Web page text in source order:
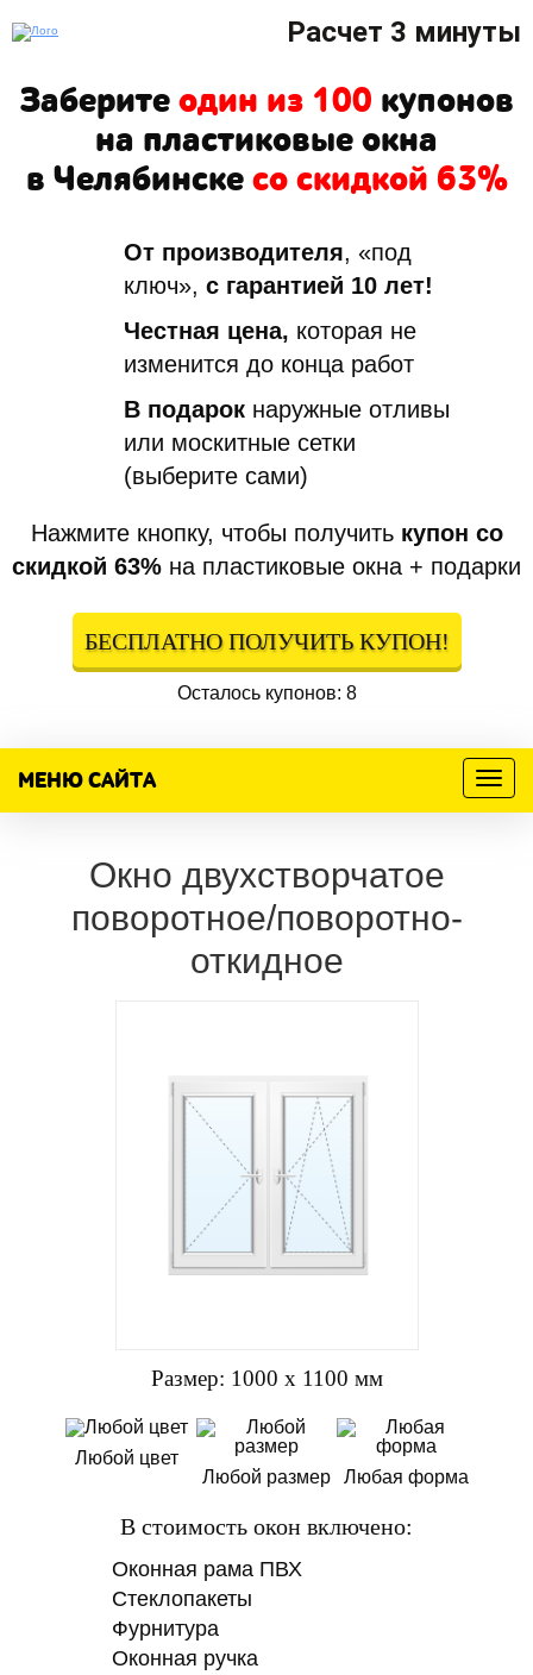
Расчет 3 минуты
Заберитеодин из 100 купонов
на пластиковые окна
в Челябинскесо скидкой 63%
От производителя, «под
ключ», с гарантией 10 лет!
Честная цена, которая не
изменится до конца работ
В подарок наружные отливы
или москитные сетки
(выберите сами)
Нажмите кнопку, чтобы получить купон со
скидкой 63% на пластиковые окна + подарки
БЕСПЛАТНО ПОЛУЧИТЬ КУПОН!
Осталось купонов: 8
Меню
МЕНЮ САЙТА
Окно двухстворчатое
поворотное/поворотно-
откидное
Размер: 1000 х 1100 мм
Любой цвет
Любой размер
Любая форма
В стоимость окон включено:
Оконная рама ПВХ
Стеклопакеты
Фурнитура
Оконная ручка